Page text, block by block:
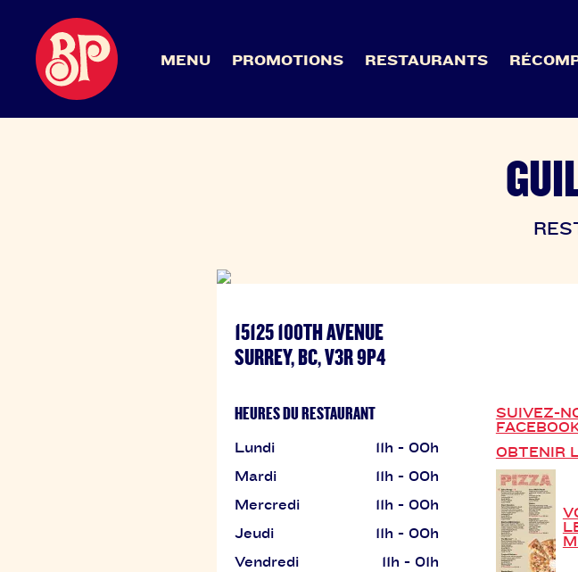
MENU PROMOTIONS RESTAURANTS
15125 100TH AVENUE
SURREY, BC, V3R 9P4
HEURES DU RESTAURANT
Lundi
11h - 00h
Mardi
11h - 00h
Mercredi
11h - 00h
Jeudi
11h - 00h
Vendredi
11h - 01h
SUIVEZ-
OBTENIR